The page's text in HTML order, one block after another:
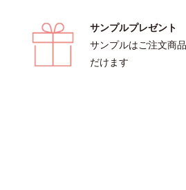
サンプルプレゼント
サンプルはご注文商
だけます